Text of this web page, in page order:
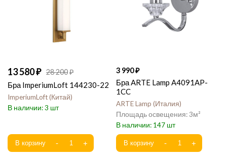
13 580 28 200
Бра ImperiumLoft 144230-22
ImperiumLoft Китай
3
3 990
Бра ARTE Lamp A4091AP-
1CC
ARTE Lamp Италия
3
147